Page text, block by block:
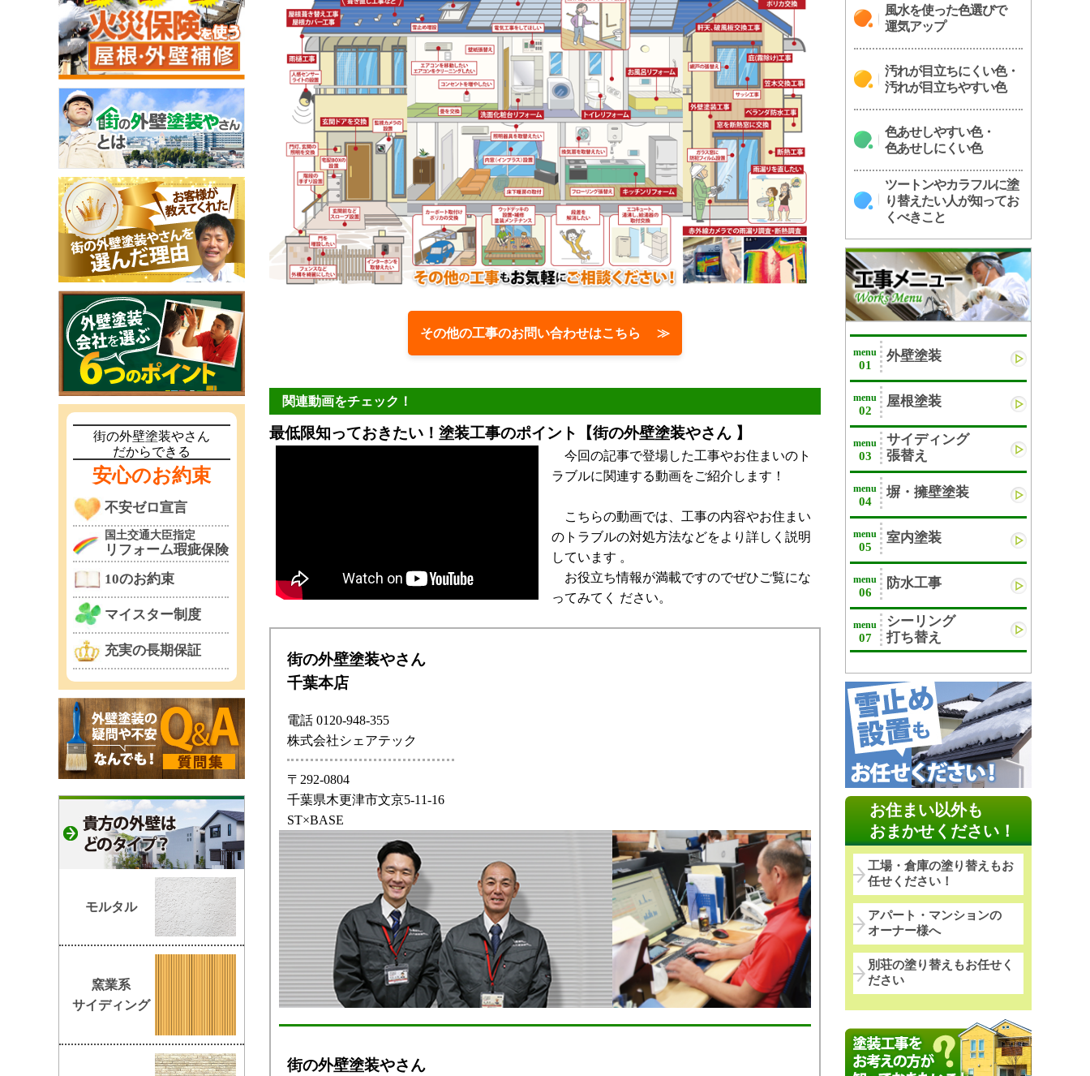
その他の工事のお問い合わせはこちら ≫
関連動画をチェック！
最低限知っておきたい！塗装工事のポイント【街の外壁塗装やさん 】
今回の記事で登場した工事やお住まいのト
ラブルに関連する動画をご紹介します！
こちらの動画では、工事の内容やお住まい
のトラブルの対処方法などをより詳しく説明
しています 。
お役立ち情報が満載ですのでぜひご覧にな
ってみてく ださい。
街の外壁塗装やさん
千葉本店
電話 0120-948-355
株式会社シェアテック
〒292-0804
千葉県木更津市文京5-11-16
ST×BASE
街の外壁塗装やさん
風水を使った色選びで
運気アップ
汚れが目立ちにくい色・
汚れが目立ちやすい色
色あせしやすい色・
色あせしにくい色
ツートンやカラフルに塗
り替えたい人が知ってお
くべきこと
menu
01
外壁塗装
menu
02
屋根塗装
menu
03
サイディング
張替え
menu
04
塀・擁壁塗装
menu
05
室内塗装
menu
06
防水工事
menu
07
シーリング
打ち替え
お住まい以外も
おまかせください！
工場・倉庫の塗り替えもお
任せください！
アパート・マンションの
オーナー様へ
別荘の塗り替えもお任せく
ださい
街の外壁塗装やさん
だからできる
安心のお約束
不安ゼロ宣言
国土交通大臣指定
リフォーム瑕疵保険
10のお約束
マイスター制度
充実の長期保証
モルタル
窯業系
サイディング